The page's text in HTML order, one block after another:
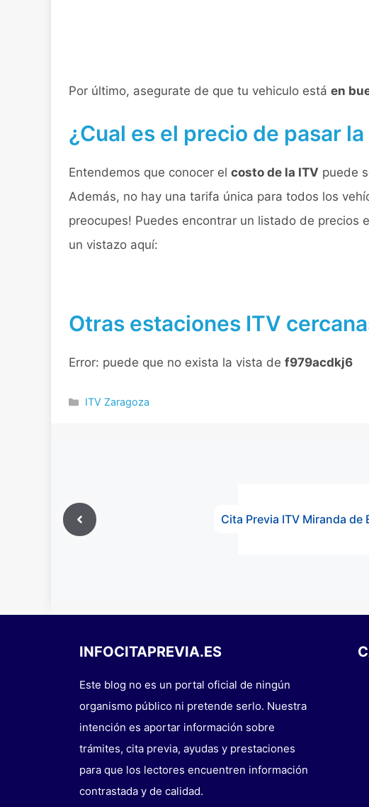
Por último, asegurate de que tu vehiculo está en
¿Cual es el precio de pasar
Entendemos que conocer el costo de la ITV puede
Además, no hay una tarifa única para todos los
preocupes! Puedes encontrar un listado de precios
un vistazo aquí:
Otras estaciones ITV
Error: puede que no exista la vista de f979acdkj6
Categorías
ITV Zaragoza
Cita Previa ITV Miranda de
INFOCITAPREVIA.ES
Este blog no es un portal oficial de ningún
organismo público ni pretende serlo. Nuestra
intención es aportar información sobre
trámites, cita previa, ayudas y prestaciones
para que los lectores encuentren información
contrastada y de calidad.